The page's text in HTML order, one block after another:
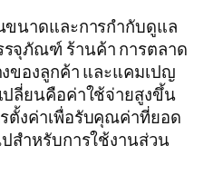
ขนาดและการกำกับดูแล
รจุภัณฑ์ ร้านค้า การตลาด
ของลูกค้า และแคมเปญ
ลี่ยนคือค่าใช้จ่ายสูงขึ้น
ตั้งค่าเพื่อรับคุณค่าที่ยอด
ปสำหรับการใช้งานส่วน